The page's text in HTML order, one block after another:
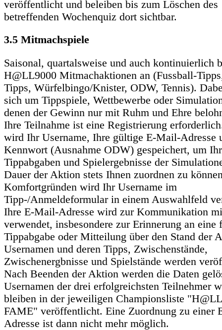
veröffentlicht und beleiben bis zum Löschen des
betreffenden Wochenquiz dort sichtbar.
3.5 Mitmachspiele
Saisonal, quartalsweise und auch kontinuierlich
H@LL9000 Mitmachaktionen an (Fussball-
Tipps, Würfelbingo/Knister, ODW, Tennis).
sich um Tippspiele, Wettbewerbe oder
denen der Gewinn nur mit Ruhm und Ehre
Ihre Teilnahme ist eine Registrierung
wird Ihr Username, Ihre gültige E-Mail-Adresse
Kennwort (Ausnahme ODW) gespeichert, um
Tippabgaben und Spielergebnisse der
Dauer der Aktion stets Ihnen zuordnen zu
Komfortgründen wird Ihr Username im
Tipp-/Anmeldeformular in einem Auswahlfeld
Ihre E-Mail-Adresse wird zur Kommunikation
verwendet, insbesondere zur Erinnerung an eine
Tippabgabe oder Mitteilung über den Stand der
Usernamen und deren Tipps, Zwischenstände,
Zwischenergbnisse und Spielstände werden
Nach Beenden der Aktion werden die Daten
Usernamen der drei erfolgreichsten Teilnehmer
bleiben in der jeweiligen Championsliste
FAME" veröffentlicht. Eine Zuordnung zu einer
Adresse ist dann nicht mehr möglich.